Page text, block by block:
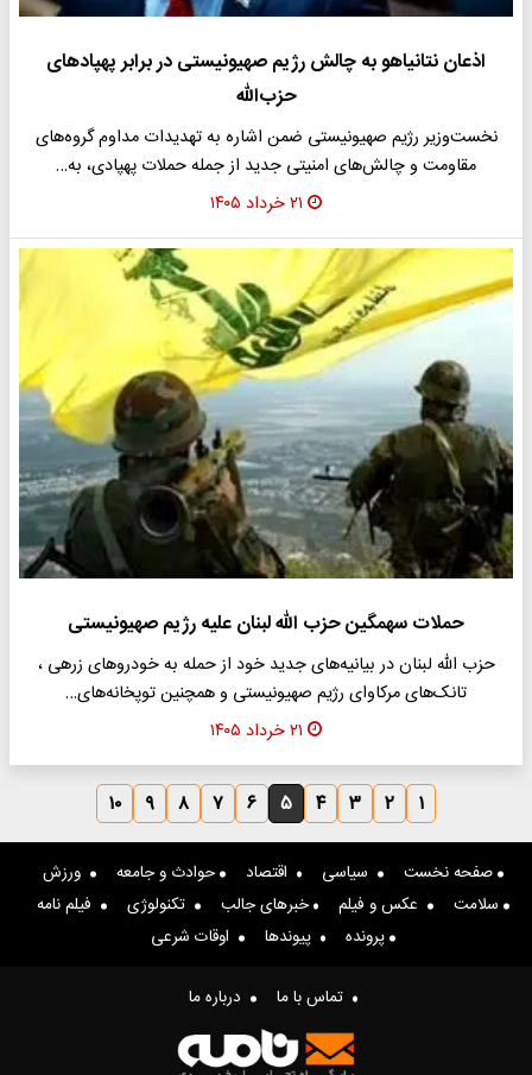
اذعان نتانیاهو به چالش رژیم صهیونیستی در برابر پهپادهای
حزب‌الله
نخست‌وزیر رژیم صهیونیستی ضمن اشاره به تهدیدات مداوم گروه‌های
مقاومت و چالش‌های امنیتی جدید از جمله حملات پهپادی، به…
۲۱ خرداد ۱۴۰۵
حملات سهمگین حزب الله لبنان علیه رژیم صهیونیستی
حزب الله لبنان در بیانیه‌های جدید خود از حمله به خودروهای زرهی ،
تانک‌های مرکاوای رژیم صهیونیستی و همچنین توپخانه‌های…
۲۱ خرداد ۱۴۰۵
۱ ۲ ۳ ۴ ۵ ۶ ۷ ۸ ۹ ۱۰
صفحه نخست سیاسی اقتصاد حوادث و جامعه
ورزش
سلامت
عکس و فیلم خبرهای جالب تکنولوژی
فیلم نامه
پرونده
پیوندها اوقات شرعی
تماس با ما درباره ما